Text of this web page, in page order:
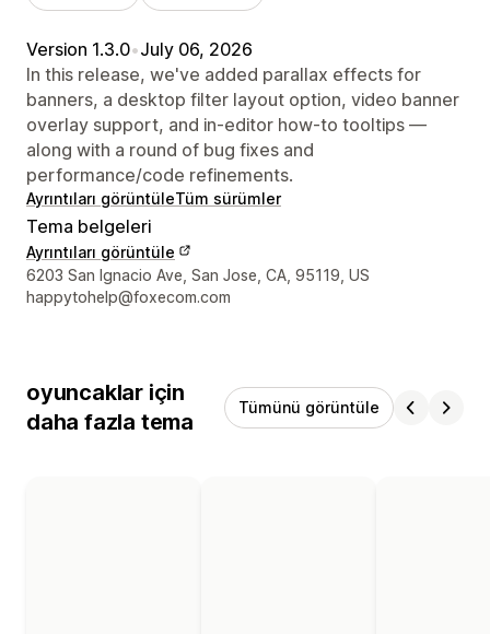
Version 1.3.0•July 06, 2026
In this release, we've added parallax effects for
banners, a desktop filter layout option, video banner
overlay support, and in-editor how-to tooltips —
along with a round of bug fixes and
performance/code refinements.
Ayrıntıları görüntüleTüm sürümler
Tema belgeleri
Ayrıntıları görüntüle
Tasarımcı iletişim bilgileri
6203 San Ignacio Ave, San Jose, CA, 95119, US
happytohelp@foxecom.com
oyuncaklar için
daha fazla tema
Tümünü görüntüle